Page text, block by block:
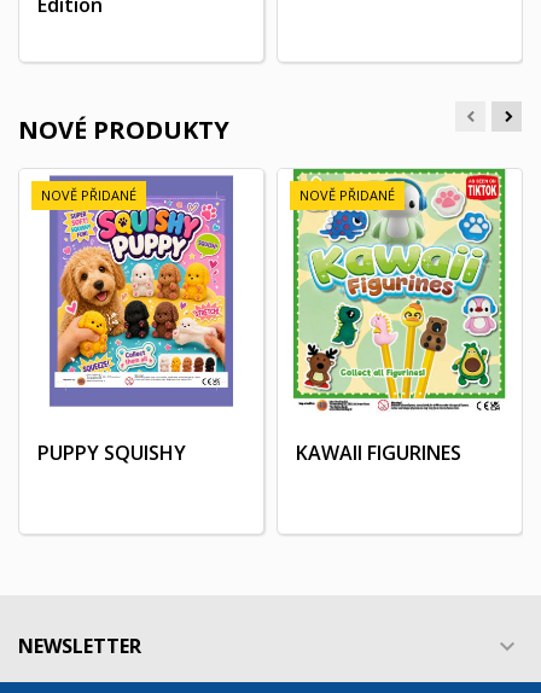
NOVÉ PRODUKTY
NOVĚ PŘIDANÉ
PUPPY SQUISHY
NOVĚ PŘIDANÉ
KAWAII FIGURINES
NEWSLETTER 